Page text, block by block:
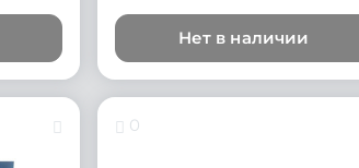
Нет в наличии
0